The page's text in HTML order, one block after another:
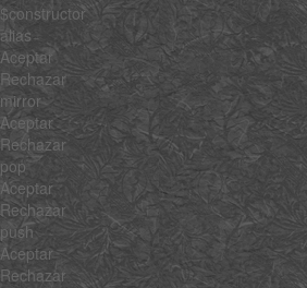
$constructor
alias
Aceptar
Rechazar
mirror
Aceptar
Rechazar
pop
Aceptar
Rechazar
push
Aceptar
Rechazar